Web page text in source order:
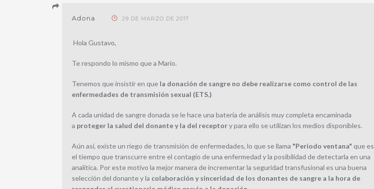
Adona 29 DE MARZO DE 2017
Hola Gustavo,
Te respondo lo mismo que a Mario.
Tenemos que insistir en que la donación de sangre no debe realizarse como control de las
enfermedades de transmisión sexual (ETS.)
A cada unidad de sangre donada se le hace una batería de análisis muy completa encaminada
a proteger la salud del donante y la del receptory para ello se utilizan los medios disponibles.
Aún así, existe un riego de transmisión de enfermedades, lo que se llama "Periodo ventana" que es
el tiempo que transcurre entre el contagio de una enfermedad y la posibilidad de detectarla en una
analítica. Por este motivo la mejor manera de incrementar la seguridad transfusional es una buena
selección del donante y la colaboración y sinceridad de los donantes de sangre a la hora de